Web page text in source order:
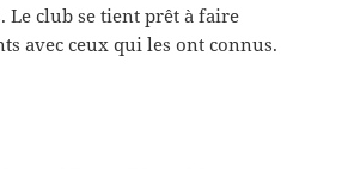
Le club se tient prêt à faire
avec ceux qui les ont connus.